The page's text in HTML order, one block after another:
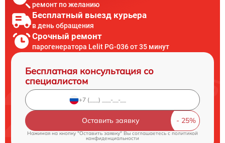
ремонт по желанию
Бесплатный выезд курьера
в день обращения
Срочный ремонт
парогенератора Lelit PG-036 от 35 минут
Бесплатная консультация со
специалистом
Оставить заявку
Нажимая на кнопку "Оставить заявку" Вы соглашаетесь cполитикой
конфиденциальности